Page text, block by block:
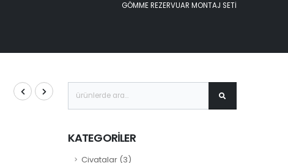
GÖMME REZERVUAR MONTAJ SETI
KATEGORILER
Civatalar (3)